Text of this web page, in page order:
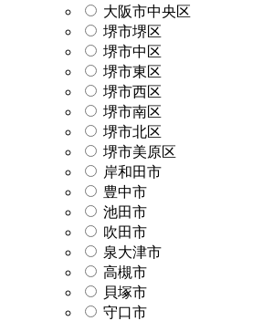
大阪市中央区
堺市堺区
堺市中区
堺市東区
堺市西区
堺市南区
堺市北区
堺市美原区
岸和田市
豊中市
池田市
吹田市
泉大津市
高槻市
貝塚市
守口市